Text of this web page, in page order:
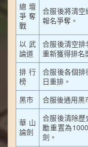
總壇
爭奪
戰
合服後將清
報名爭奪。
以武
論道
合服後清空
重新獲得排名
排行
榜
合服後各個排
日重排。
黑市
合服後通用黑
華山
論劍
合服後清除
勵重置為
劍。